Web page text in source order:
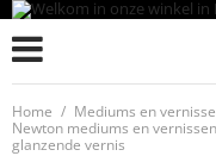
Home / Mediums en
Newton mediums en
glanzende vernis